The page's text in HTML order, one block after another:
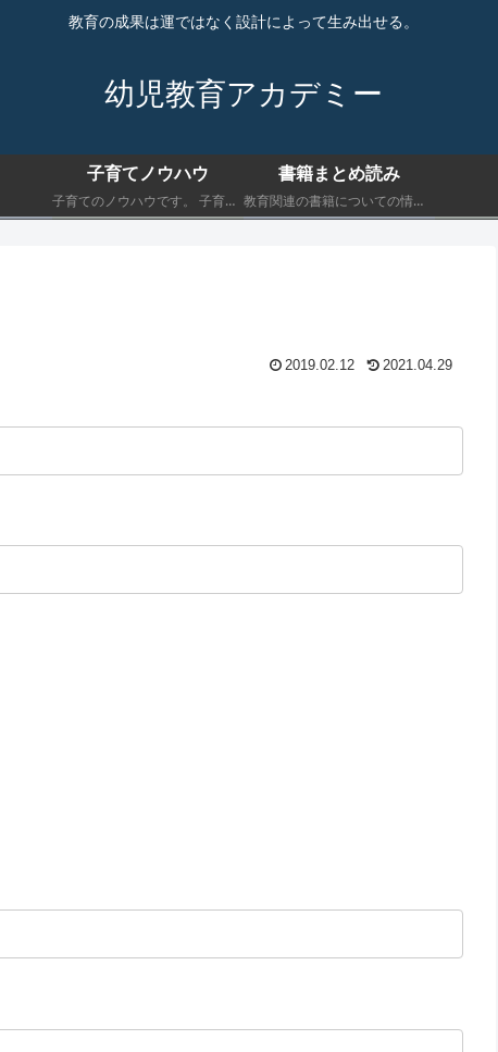
教育の成果は運ではなく設計によって生み出せる。
幼児教育アカデミー
子育てノウハウ
子育てのノウハウです。 子育てにおいて最低限知っておくべきことを書きます。
書籍まとめ読み
教育関連の書籍についての情報です。 子育てにおいて最低限知っておくべきことを書きます。
2019.02.12 2021.04.29